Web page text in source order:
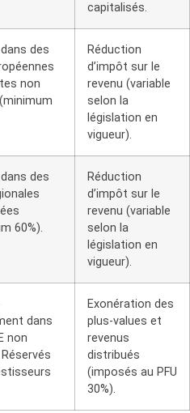
capitalisés.
des
non
Réduction
d’impôt sur le
revenu (variable
selon la
législation en
vigueur).
des
60%).
Réduction
d’impôt sur le
revenu (variable
selon la
législation en
vigueur).
dans
non
Exonération des
plus-values ​​et
revenus
distribués
(imposés au PFU
30%).